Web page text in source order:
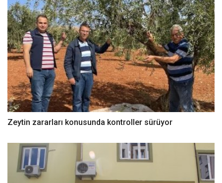
Zeytin zararları konusunda kontroller sürüyor